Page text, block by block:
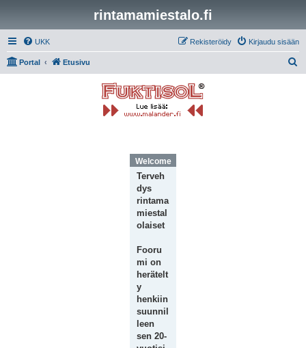
rintamamiestalo.fi
UKK Kirjaudu sisään
Rekisteröidy
Portal Etusivu
Welcome Message
Terveh
dys
rintama
miestal
olaiset
Fooru
mi on
herätelt
y
henkiin
suunnil
leen
sen 20-